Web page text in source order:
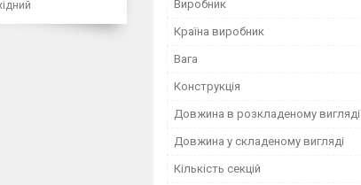
Виробник
Країна виробник
Вага
Конструкція
Довжина в розкладеному вигляді
Довжина у складеному вигляді
Кількість секцій